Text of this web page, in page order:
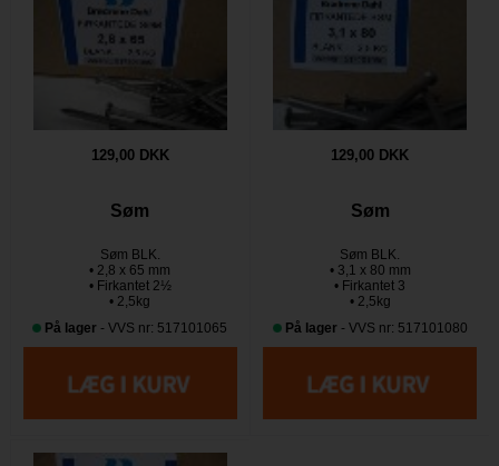
129,00 DKK
Søm
Søm BLK.
• 2,8 x 65 mm
• Firkantet 2½
• 2,5kg
På lager - VVS nr: 517101065
129,00 DKK
Søm
Søm BLK.
• 3,1 x 80 mm
• Firkantet 3
• 2,5kg
På lager - VVS nr: 517101080